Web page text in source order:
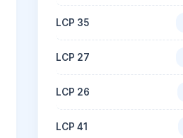
LCP 35
LCP 27
LCP 26
LCP 41